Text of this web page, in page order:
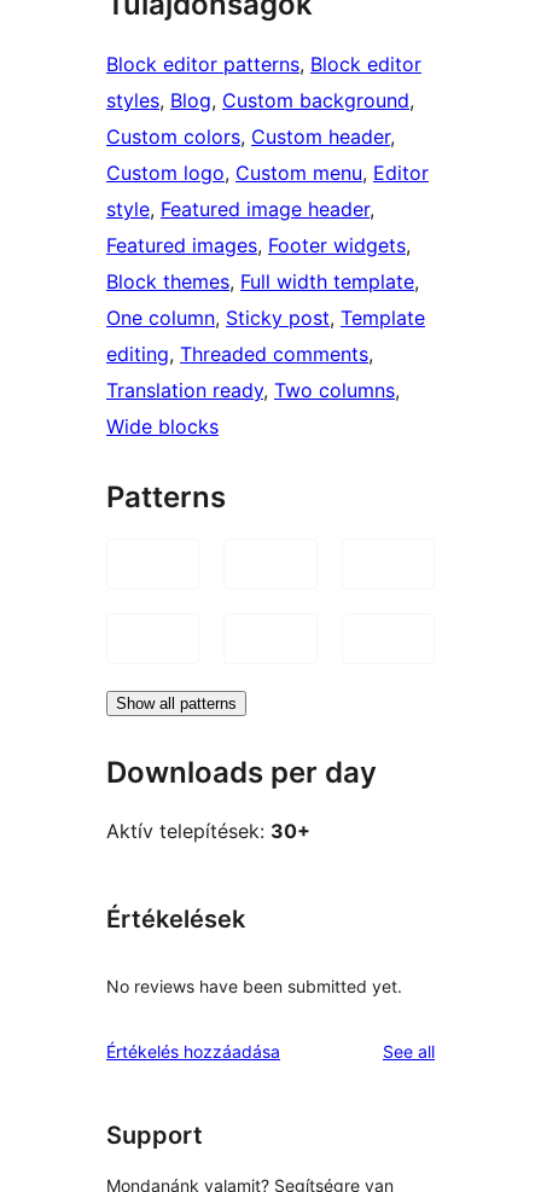
Block editor patterns, Block editor
styles, Blog, Custom background
Custom colors, Custom header
Custom logo, Custom menu, Editor
style, Featured image header
Featured images, Footer widgets
Block themes, Full width template
One column, Sticky post, Template
editing, Threaded comments
Translation ready, Two columns
Wide blocks
Patterns
Show all patterns
Downloads per day
Aktív telepítések: 30+
Értékelések
No reviews have been submitted yet.
Értékelés hozzáadása See allreviews
Support
Mondanánk valamit? Segítségre van